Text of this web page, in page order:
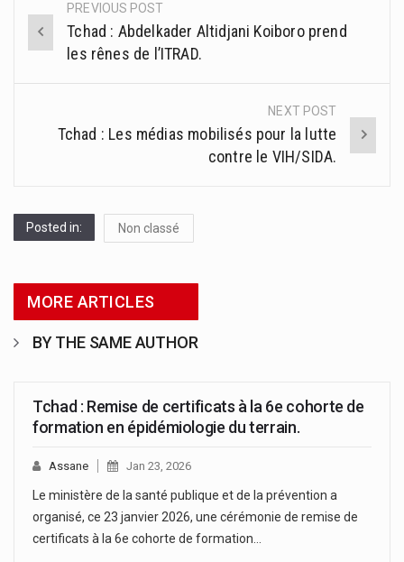
Post
navigation
PREVIOUS POST
Tchad : Abdelkader Altidjani Koiboro prend
les rênes de l’ITRAD.
NEXT POST
Tchad : Les médias mobilisés pour la lutte
contre le VIH/SIDA.
Posted in: Non classé
MORE ARTICLES
BY THE SAME AUTHOR
Tchad : Remise de certificats à la 6e cohorte de
formation en épidémiologie du terrain.
Assane Jan 23, 2026
Le ministère de la santé publique et de la prévention a
organisé, ce 23 janvier 2026, une cérémonie de remise de
certificats à la 6e cohorte de formation…